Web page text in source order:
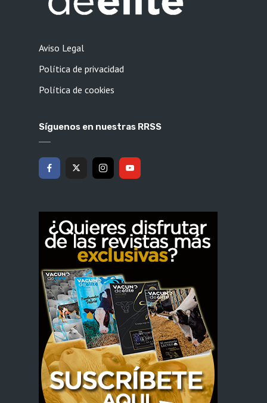
Aviso Legal
Política de privacidad
Política de cookies
Síguenos en nuestras RRSS